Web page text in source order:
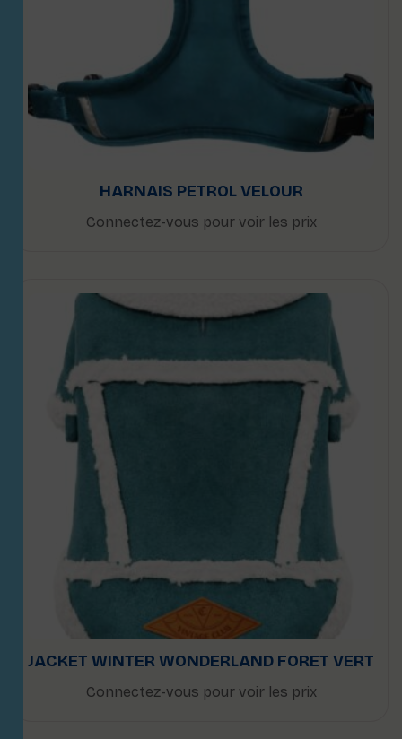
HARNAIS PETROL VELOUR
Connectez-vous pour voir les prix
JACKET WINTER WONDERLAND FORET VERT
Connectez-vous pour voir les prix